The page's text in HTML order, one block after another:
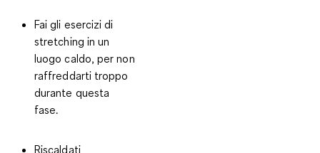
Fai gli esercizi di
stretching in un
luogo caldo, per non
raffreddarti troppo
durante questa
fase.
Riscaldati